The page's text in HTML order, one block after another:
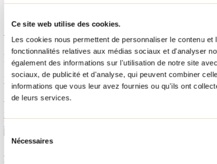
Ce site web utilise des cookies.
Les cookies nous permettent de personnaliser le contenu
fonctionnalités relatives aux médias sociaux et d'analyser
également des informations sur l'utilisation de notre site
sociaux, de publicité et d'analyse, qui peuvent combiner
informations que vous leur avez fournies ou qu'ils ont
de leurs services.
Sélection
consentement
Nécessaires
Tourisme Lanaudière www.lanaudiere.ca
Publications reliées
Un weekend de découvertes grâce à M ta Région
19 juin 2018Par : Marilou M. Robitaille
Partez à l'aventure le temps d'un weekend en profitant des offres de
M ta Région!